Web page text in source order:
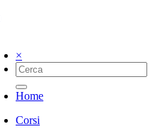
×
Home
Corsi